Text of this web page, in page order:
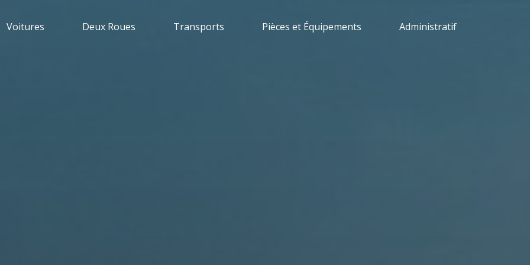
Voitures Deux Roues Transports Pièces et Équipements Administratif